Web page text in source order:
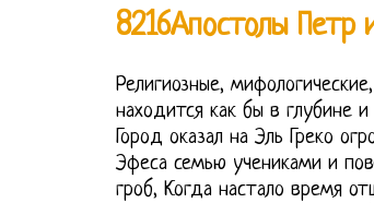
8216Апостолы Петр
Религиозные,
находится как бы в глубине
Город оказал на Эль Греко
Эфеса семью учениками и
гроб, Когда настало время